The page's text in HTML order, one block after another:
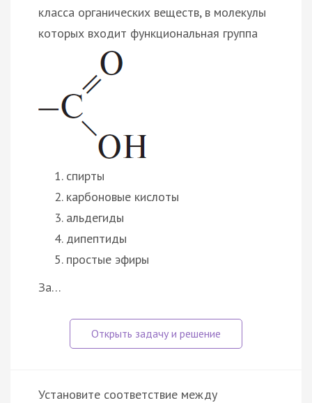
класса органических веществ, в молекулы
которых входит функциональная группа
спирты
карбоновые кислоты
альдегиды
дипептиды
простые эфиры
За…
Установите соответствие между